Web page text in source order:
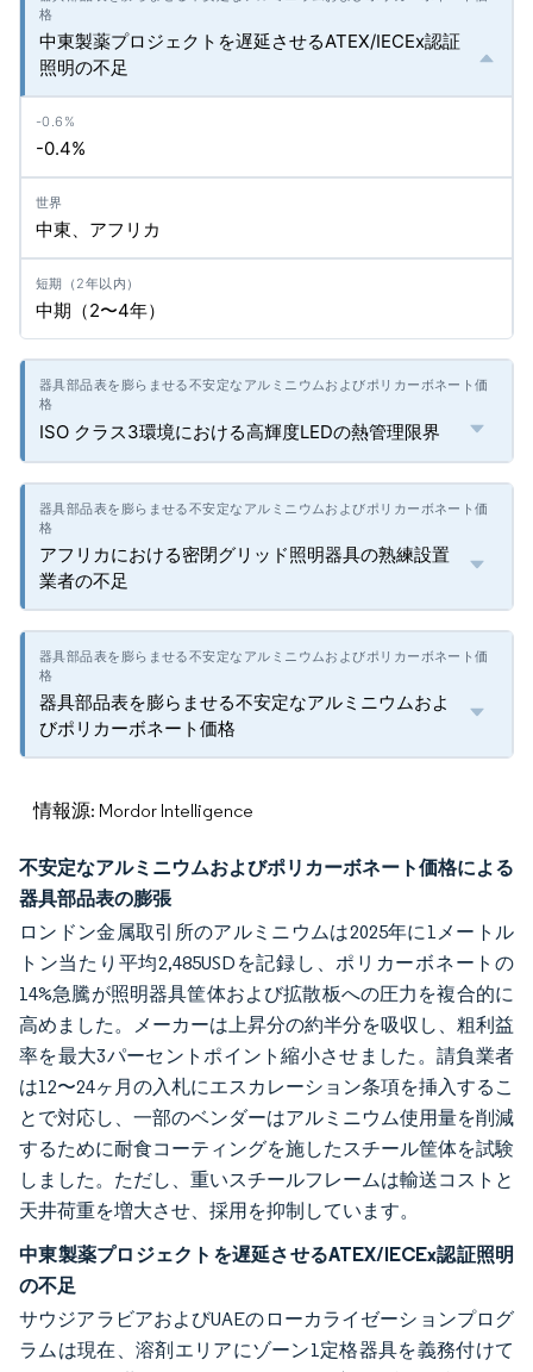
中東製薬プロジェクトを遅延させるATEX/IECEx認証
照明の不足
-0.4%
中東、アフリカ
中期（2〜4年）
ISO クラス3環境における高輝度LEDの熱管理限界
アフリカにおける密閉グリッド照明器具の熟練設置
業者の不足
器具部品表を膨らませる不安定なアルミニウムおよ
びポリカーボネート価格
情報源: Mordor Intelligence
不安定なアルミニウムおよびポリカーボネート価格による
器具部品表の膨張
ロンドン金属取引所のアルミニウムは2025年に1メートル
トン当たり平均2,485USDを記録し、ポリカーボネートの
14%急騰が照明器具筐体および拡散板への圧力を複合的に
高めました。メーカーは上昇分の約半分を吸収し、粗利益
率を最大3パーセントポイント縮小させました。請負業者
は12〜24ヶ月の入札にエスカレーション条項を挿入するこ
とで対応し、一部のベンダーはアルミニウム使用量を削減
するために耐食コーティングを施したスチール筐体を試験
しました。ただし、重いスチールフレームは輸送コストと
天井荷重を増大させ、採用を抑制しています。
中東製薬プロジェクトを遅延させるATEX/IECEx認証照明
の不足
サウジアラビアおよびUAEのローカライゼーションプログ
ラムは現在、溶剤エリアにゾーン1定格器具を義務付けて